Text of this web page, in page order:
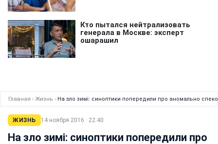
Главная › Жизнь › На зло зимі: синоптики попередили про аномально
ЖИЗНЬ 14 ноября 2016 · 22:40
На зло зимі: синоптики попередили про